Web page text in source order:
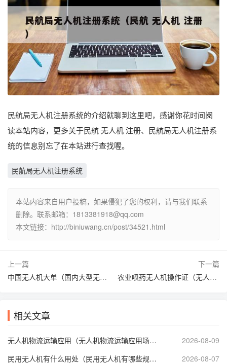
民航局无人机注册系统的介绍就聊到这里吧，感谢你花时间阅
读本站内容，更多关于民航 无人机 注册、民航局无人机注册系
统的信息别忘了在本站进行查找喔。
民航局无人机注册系统
本站内容来自用户投稿，如果侵犯了您的权利，请与我们联系
删除。联系邮箱：1813381918@qq.com
本文链接：http://biniuwang.cn/post/34521.html
上一篇
中国无人机大单（国内大型无人机）
下一篇
农业喷药无人机操作证（无人机喷农药需要什么证件吗?）
相关文章
无人机物流运输应用（无人机物流运输应用场景）
2026-08-09
民用无人机有什么用处（民用无人机有哪些规定内容）
2026-08-07